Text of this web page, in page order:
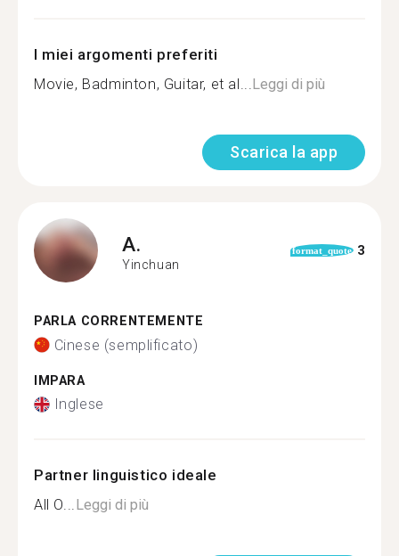
I miei argomenti preferiti
Movie, Badminton, Guitar, et al...Leggi di più
Scarica la app
A.
Yinchuan
format_quote 3
PARLA CORRENTEMENTE
Cinese (semplificato)
IMPARA
Inglese
Partner linguistico ideale
All O...Leggi di più